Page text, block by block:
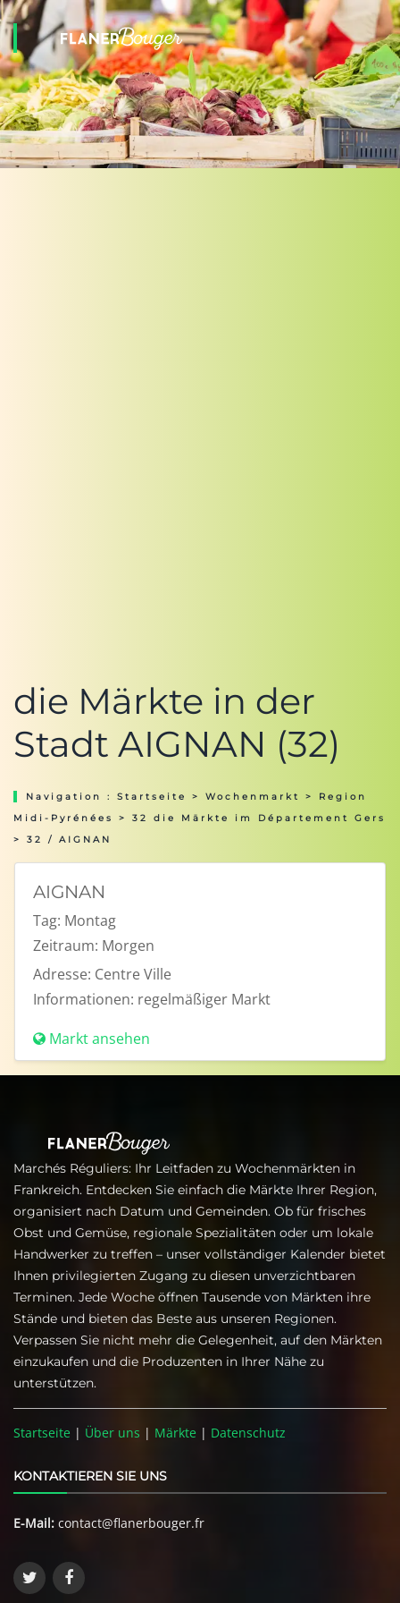
die Märkte in der
Stadt AIGNAN (32)
Navigation : Startseite > Wochenmarkt > Region
Midi-Pyrénées
> 32 die Märkte im Département Gers
> 32 / AIGNAN
AIGNAN
Tag: Montag
Zeitraum: Morgen
Adresse: Centre Ville
Informationen: regelmäßiger Markt
Markt ansehen
Marchés Réguliers: Ihr Leitfaden zu Wochenmärkten in
Frankreich. Entdecken Sie einfach die Märkte Ihrer Region,
organisiert nach Datum und Gemeinden. Ob für frisches
Obst und Gemüse, regionale Spezialitäten oder um lokale
Handwerker zu treffen – unser vollständiger Kalender bietet
Ihnen privilegierten Zugang zu diesen unverzichtbaren
Terminen. Jede Woche öffnen Tausende von Märkten ihre
Stände und bieten das Beste aus unseren Regionen.
Verpassen Sie nicht mehr die Gelegenheit, auf den Märkten
einzukaufen und die Produzenten in Ihrer Nähe zu
unterstützen.
Startseite | Über uns | Märkte | Datenschutz
KONTAKTIEREN SIE UNS
E-Mail: contact@flanerbouger.fr